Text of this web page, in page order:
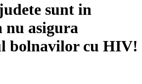
sunt in
nu asigura
bolnavilor cu HIV!